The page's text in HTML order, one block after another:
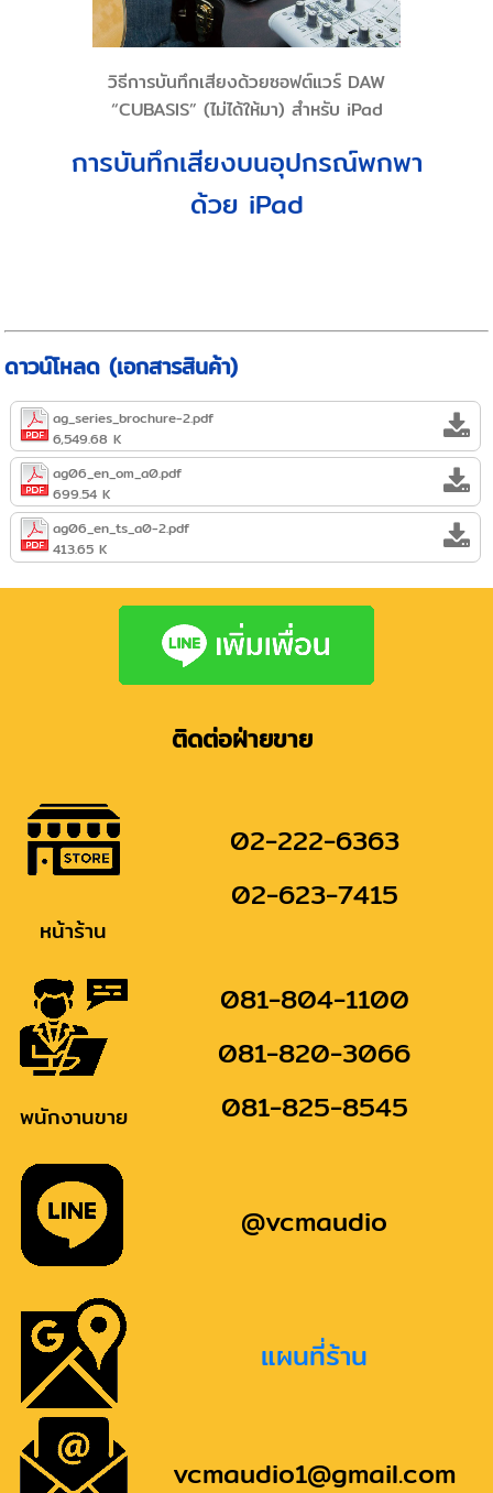
วิธีการบันทึกเสียงด้วยซอฟต์แวร์ DAW
“CUBASIS” (ไม่ได้ให้มา) สำหรับ iPad
การบันทึกเสียงบนอุปกรณ์พกพา
ด้วย iPad
ดาวน์โหลด (เอกสารสินค้า)
ag_series_brochure-2.pdf
6,549.68 K
ag06_en_om_a0.pdf
699.54 K
ag06_en_ts_a0-2.pdf
413.65 K
ติดต่อฝ่ายขาย
หน้าร้าน
02-222-6363
02-623-7415
พนักงานขาย
081-804-1100
081-820-3066
081-825-8545
@vcmaudio
แผนที่ร้าน
vcmaudio1@gmail.com